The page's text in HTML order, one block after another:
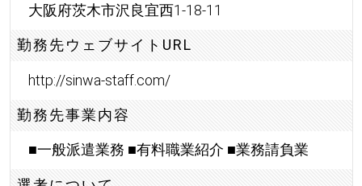
大阪府茨木市沢良宜西1-18-11
勤務先ウェブサイトURL
http://sinwa-staff.com/
勤務先事業内容
■一般派遣業務 ■有料職業紹介 ■業務請負業